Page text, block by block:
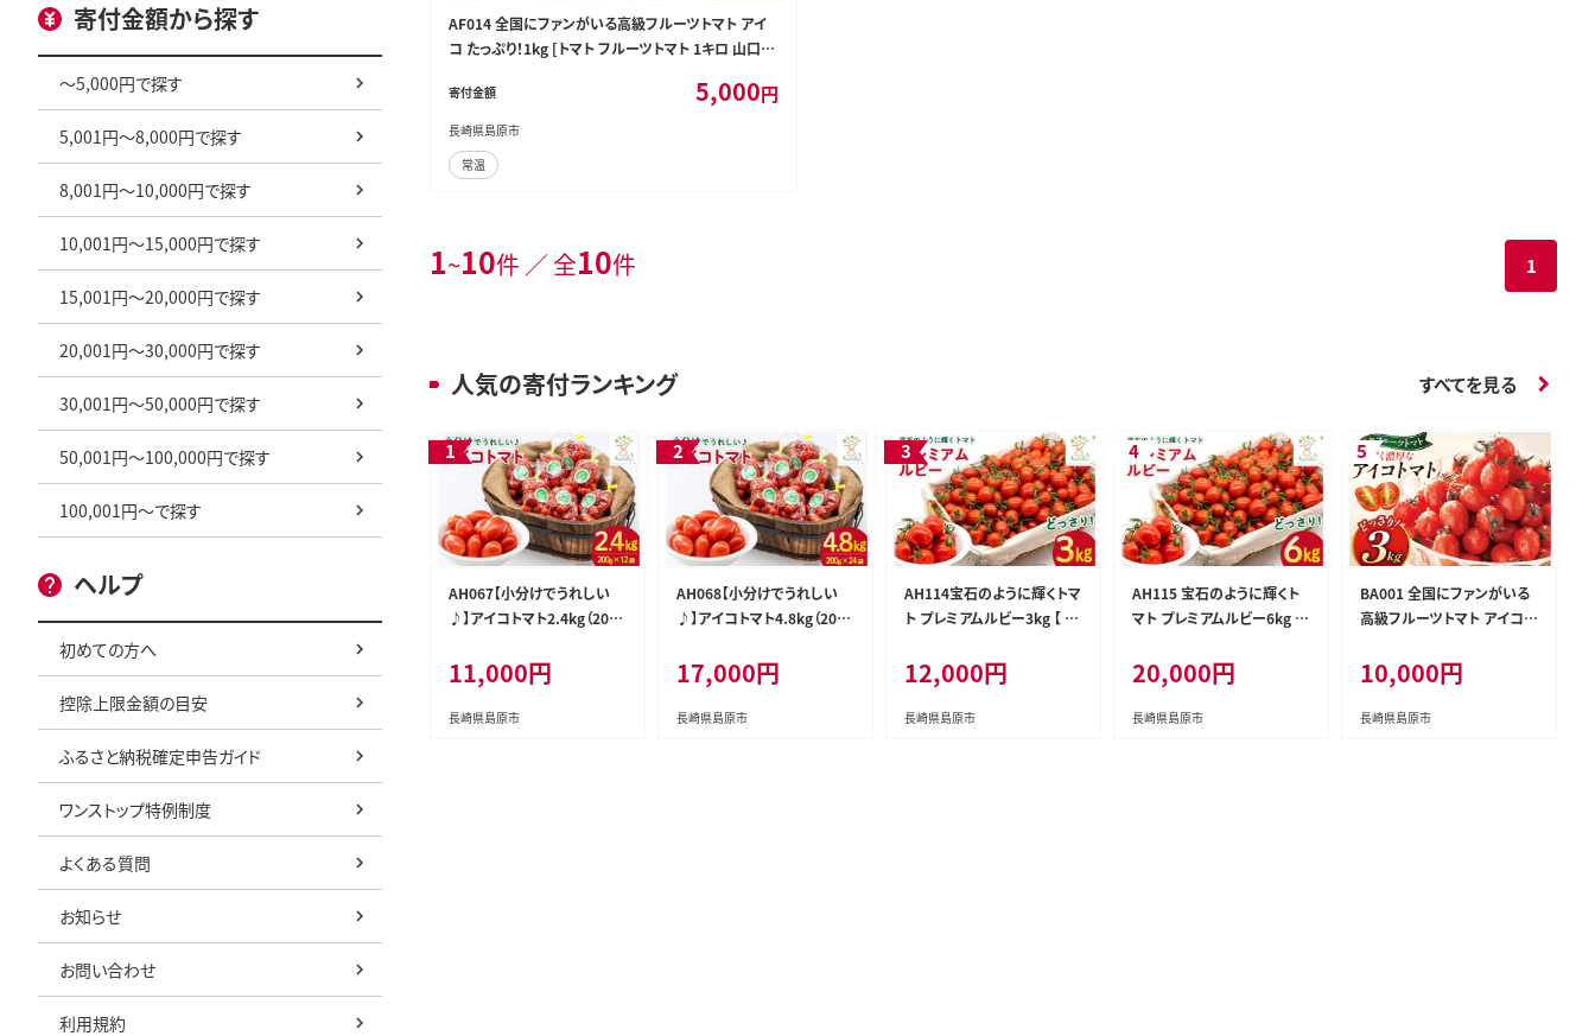
寄付金額から探す
～5,000円で探す
5,001円～8,000円で探す
8,001円～10,000円で探す
10,001円～15,000円で探す
15,001円～20,000円で探す
20,001円～30,000円で探す
30,001円～50,000円で探す
50,001円～100,000円で探す
100,001円～で探す
ヘルプ
初めての方へ
控除上限金額の目安
ふるさと納税確定申告ガイド
ワンストップ特例制度
よくある質問
お知らせ
お問い合わせ
利用規約
AF014 全国にファンがいる高級フルーツトマト アイ
コ たっぷり！1kg [トマト フルーツトマト 1キロ 山口農
寄付金額 5,000円
長崎県島原市
常温
1~10件 ／ 全10件 1
人気の寄付ランキング すべてを見る
AH067【小分けでうれしい
♪】アイコトマト2.4kg（200g
11,000円
長崎県島原市
AH068【小分けでうれしい
♪】アイコトマト4.8kg（200g
17,000円
長崎県島原市
AH114宝石のように輝くトマ
ト プレミアムルビー3kg 【 島
12,000円
長崎県島原市
AH115 宝石のように輝くト
マト プレミアムルビー6kg 【
20,000円
長崎県島原市
BA001 全国にファンがいる
高級フルーツトマト アイコ
ツトマト 3キロ 山口農園 長
崎県 島原市]
10,000円
長崎県島原市